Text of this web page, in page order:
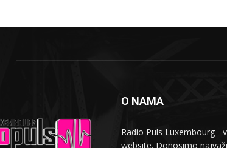
O NAMA
Radio Puls Luxembourg -
website. Donosimo